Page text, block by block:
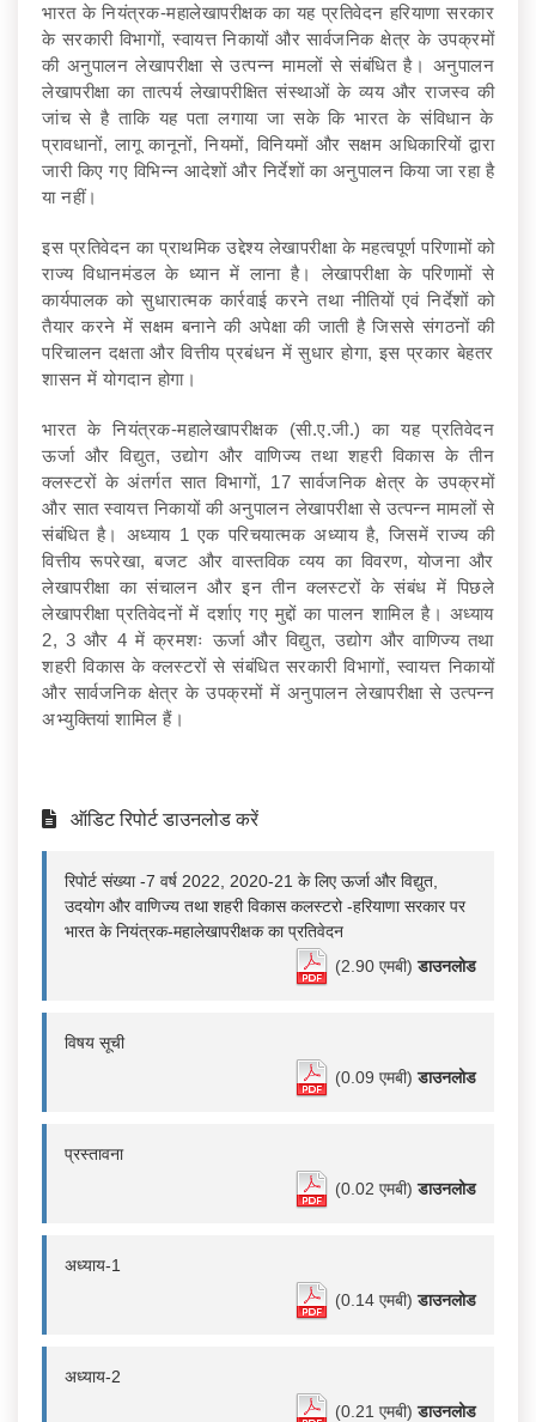
भारत के नियंत्रक-महालेखापरीक्षक का यह प्रतिवेदन हरियाणा सरकार
के सरकारी विभागों, स्वायत्त निकायों और सार्वजनिक क्षेत्र के उपक्रमों
की अनुपालन लेखापरीक्षा से उत्पन्न मामलों से संबंधित है। अनुपालन
लेखापरीक्षा का तात्पर्य लेखापरीक्षित संस्थाओं के व्यय और राजस्व की
जांच से है ताकि यह पता लगाया जा सके कि भारत के संविधान के
प्रावधानों, लागू कानूनों, नियमों, विनियमों और सक्षम अधिकारियों द्वारा
जारी किए गए विभिन्न आदेशों और निर्देशों का अनुपालन किया जा रहा है
या नहीं।
इस प्रतिवेदन का प्राथमिक उद्देश्य लेखापरीक्षा के महत्वपूर्ण परिणामों को
राज्य विधानमंडल के ध्यान में लाना है। लेखापरीक्षा के परिणामों से
कार्यपालक को सुधारात्मक कार्रवाई करने तथा नीतियों एवं निर्देशों को
तैयार करने में सक्षम बनाने की अपेक्षा की जाती है जिससे संगठनों की
परिचालन दक्षता और वित्तीय प्रबंधन में सुधार होगा, इस प्रकार बेहतर
शासन में योगदान होगा।
भारत के नियंत्रक-महालेखापरीक्षक (सी.ए.जी.) का यह प्रतिवेदन
ऊर्जा और विद्युत, उद्योग और वाणिज्य तथा शहरी विकास के तीन
क्‍लस्‍टरों के अंतर्गत सात विभागों, 17 सार्वजनिक क्षेत्र के उपक्रमों
और सात स्वायत्त निकायों की अनुपालन लेखापरीक्षा से उत्पन्न मामलों से
संबंधित है। अध्याय 1 एक परिचयात्मक अध्याय है, जिसमें राज्य की
वित्तीय रूपरेखा, बजट और वास्तविक व्यय का विवरण, योजना और
लेखापरीक्षा का संचालन और इन तीन क्‍लस्‍टरों के संबंध में पिछले
लेखापरीक्षा प्रतिवेदनों में दर्शाए गए मुद्दों का पालन शामिल है। अध्याय
2, 3 और 4 में क्रमशः ऊर्जा और विद्युत, उद्योग और वाणिज्य तथा
शहरी विकास के क्‍लस्‍टरों से संबंधित सरकारी विभागों, स्वायत्त निकायों
और सार्वजनिक क्षेत्र के उपक्रमों में अनुपालन लेखापरीक्षा से उत्‍पन्‍न
अभ्‍युक्तियां शामिल हैं।
ऑडिट रिपोर्ट डाउनलोड करें
रिपोर्ट संख्या -7 वर्ष 2022, 2020-21 के लिए ऊर्जा और विद्युत,
उदयोग और वाणिज्य तथा शहरी विकास कलस्टरो -हरियाणा सरकार पर
भारत के नियंत्रक-महालेखापरीक्षक का प्रतिवेदन
(2.90 एमबी)डाउनलोड
विषय सूची
(0.09 एमबी)डाउनलोड
प्रस्तावना
(0.02 एमबी)डाउनलोड
अध्याय-1
(0.14 एमबी)डाउनलोड
अध्याय-2
(0.21 एमबी)डाउनलोड